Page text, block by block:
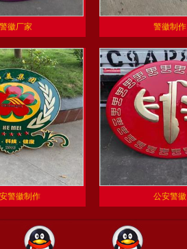
徽厂家 警徽制作
警徽制作 公安警徽